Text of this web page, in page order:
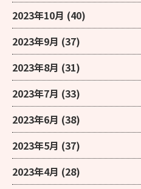
2023年10月 (40)
2023年9月 (37)
2023年8月 (31)
2023年7月 (33)
2023年6月 (38)
2023年5月 (37)
2023年4月 (28)